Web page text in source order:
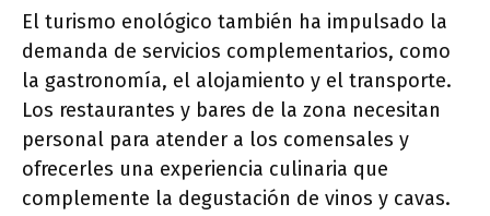
El turismo enológico también ha impulsado la
demanda de servicios complementarios, como
la gastronomía, el alojamiento y el transporte.
Los restaurantes y bares de la zona necesitan
personal para atender a los comensales y
ofrecerles una experiencia culinaria que
complemente la degustación de vinos y cavas.